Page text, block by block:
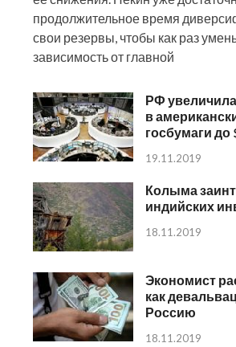
продолжительное время
свои резервы, чтобы как раз
зависимость от главной
РФ
в
госбумаги до
19.11.2019
Колыма
индийских
18.11.2019
Экономист
как
Россию
18.11.2019